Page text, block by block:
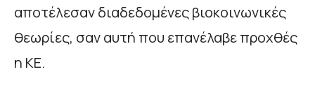
αποτέλεσαν διαδεδομένες βιοκοινωνικές
θεωρίες, σαν αυτή που επανέλαβε προχθές
η ΚΕ.